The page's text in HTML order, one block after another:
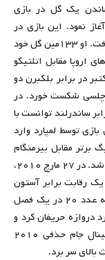
با به‌ثمر رساندن یک گل در بازی
نمود. این بازی در
ضربات پنالتی با نتیجه ۴-۱ به سود چلسی پایان یافت. او ۱۳۳مین گل خود
اروپا مقابل اتلتیکو
در ۲۱ اکتبر ۲۰۰۹ به‌ثمر رساند. در ۲۴ اکتبر در برابر بلکبرن دو
کرد و این تیم با نتیجه ۵-۰ از چلسی شکست خورد. در
برابر ساندرلند توانست با
را شکست دهد و ۲ گل این بازی توسط لمپارد وارد
او دو گل درلیگ برتر مقابل بیرمنگام
سیتی به‌ثمر رساند و این تیم با نتیجه ۳-۰ مغلوب شد. در ۲۷ مارچ ۲۰۱۰،
رقابت برابر آستون
ویلا ۴ گل به‌ثمر برساند و تعداد گل‌های زده او به عدد ۲۰ در یک فصل
وارد دروازه حریفان کرد و
رکورد پیتر اوسگود را با ۱۵۰ گل شکست. در فینال جام حذفی ۲۰۱۰